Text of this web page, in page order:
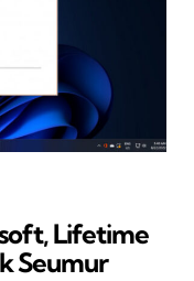
Lifetime
Seumur